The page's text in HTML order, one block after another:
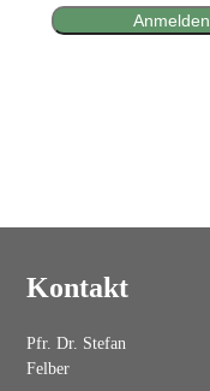
Anmelden
Kontakt
Pfr. Dr. Stefan
Felber